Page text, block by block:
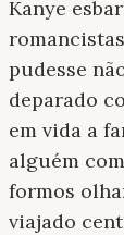
Kanye
pudesse
deparado
em vida a
alguém
formos
viajado